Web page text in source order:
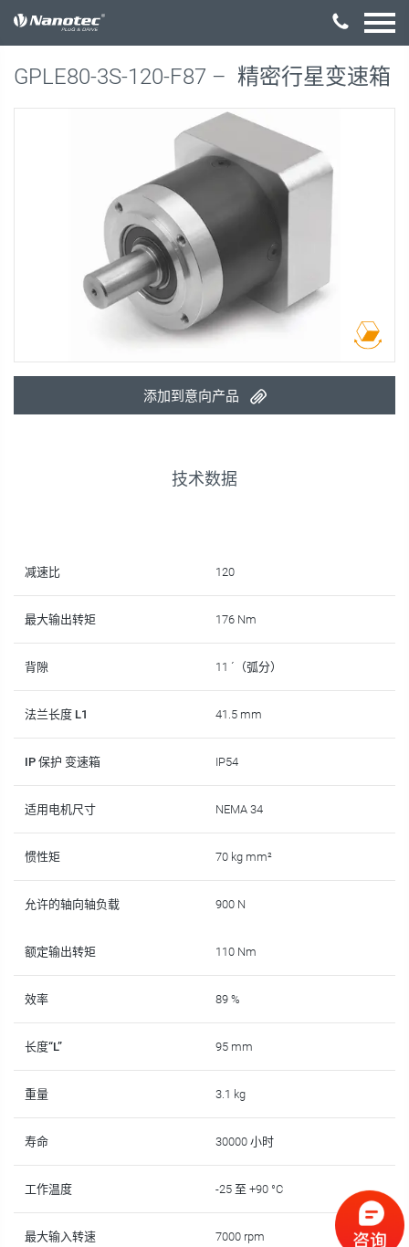
激活配置
GPLE80-3S-120-F87 – 精密行星变速箱
添加到意向产品
技术数据
减速比 120
最大输出转矩 176 Nm
背隙 11 ´（弧分）
法兰长度 L1 41.5 mm
IP 保护 变速箱 IP54
适用电机尺寸 NEMA 34
惯性矩 70 kg mm²
允许的轴向轴负载 900 N
额定输出转矩 110 Nm
效率 89 %
长度“L” 95 mm
重量 3.1 kg
寿命 30000 小时
工作温度 -25 至 +90 °C
最大输入转速 7000 rpm